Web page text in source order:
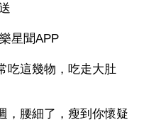
星聞APP
吃這幾物，吃走大肚
，腰細了，瘦到你懷疑